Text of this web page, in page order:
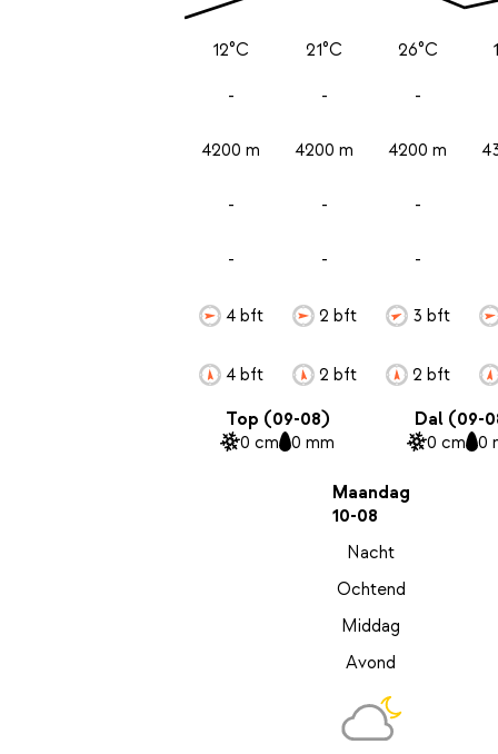
12°C
-
4200 m
-
-
4 bft
4 bft
21°C
-
4200 m
-
-
2 bft
2 bft
26°C
-
4200 m
-
-
3 bft
2 bft
Top (09-08)
0 cm 0 mm
Dal (09-
0 cm 0
Maandag
10-08
Nacht
Ochtend
Middag
Avond